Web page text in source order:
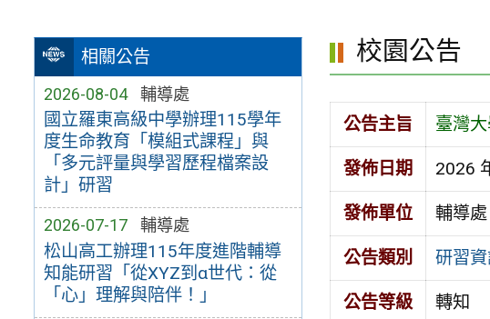
相關公告
2026-08-04 輔導處
國立羅東高級中學辦理115學年
度生命教育「模組式課程」與
「多元評量與學習歷程檔案設
計」研習
2026-07-17 輔導處
松山高工辦理115年度進階輔導
知能研習「從XYZ到α世代：從
「心」理解與陪伴！」
校園公告
公告主旨 臺灣
發佈日期 2026
發佈單位 輔導處
公告類別 研習
公告等級 轉知